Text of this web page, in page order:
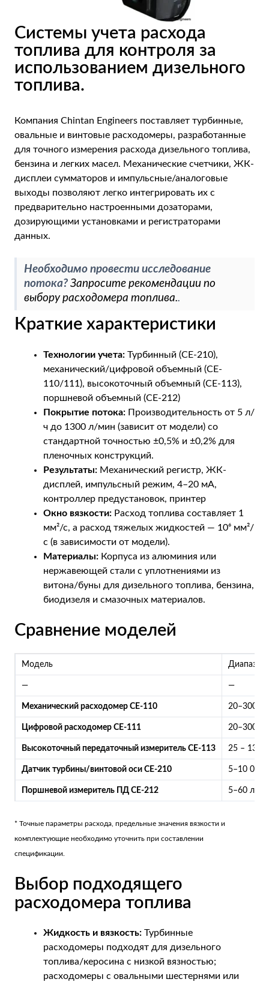
TE
AR
BN
ML
Системы учета расхода
топлива для контроля за
использованием дизельного
топлива.
Компания Chintan Engineers поставляет турбинные,
овальные и винтовые расходомеры, разработанные
для точного измерения расхода дизельного топлива,
бензина и легких масел. Механические счетчики, ЖК-
дисплеи сумматоров и импульсные/аналоговые
выходы позволяют легко интегрировать их с
предварительно настроенными дозаторами,
дозирующими установками и регистраторами
данных.
Необходимо провести исследование
потока? Запросите рекомендации по
выбору расходомера топлива..
Краткие характеристики
Технологии учета: Турбинный (CE-210),
механический/цифровой объемный (CE-
110/111), высокоточный объемный (CE-113),
поршневой объемный (CE-212)
Покрытие потока: Производительность от 5 л/
ч до 1300 л/мин (зависит от модели) со
стандартной точностью ±0,5% и ±0,2% для
пленочных конструкций.
Результаты: Механический регистр, ЖК-
дисплей, импульсный режим, 4–20 мА,
контроллер предустановок, принтер
Окно вязкости: Расход топлива составляет 1
мм²/с, а расход тяжелых жидкостей — 10⁶ мм²/
с (в зависимости от модели).
Материалы: Корпуса из алюминия или
нержавеющей стали с уплотнениями из
витона/буны для дизельного топлива, бензина,
биодизеля и смазочных материалов.
Сравнение моделей
Модель Диапазон
— —
Механический расходомер CE-110 20–300
Цифровой расходомер CE-111 20–300
Высокоточный передаточный измеритель CE-113 25 –
Датчик турбины/винтовой оси CE-210 5–10 000
Поршневой измеритель ПД CE-212 5–60 л/
* Точные параметры расхода, предельные значения вязкости и
комплектующие необходимо уточнить при составлении
спецификации.
Выбор подходящего
расходомера топлива
Жидкость и вязкость: Турбинные
расходомеры подходят для дизельного
топлива/керосина с низкой вязностью;
расходомеры с овальными шестернями или